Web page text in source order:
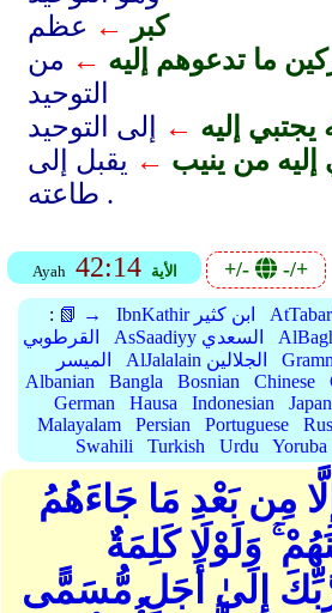
كبر
← عظم
ما تدعوهم إليه ← من
التوحيد
يجتبي إليه ←
إلى التوحيد
من ينيب ← يقبل إلى
طاعته .
Ayah 42:14 الأية +/- -/+
: 📗 → IbnKathir ابن كثير
القرطوبي
AsSaadiyy السعدي
الميسر
AlJalalain الجلالين
Albanian
Bangla Bosnian Chinese
German
Hausa Indonesian
Malayalam
Persian Portuguese
Swahili
Turkish Urdu Yoruba
مِن بَعْدِ مَا جَاءَهُمُ
وَلَوْلَا كَلِمَةٌ
إِلَىٰ أَجَلٍ مُّسَمًّى